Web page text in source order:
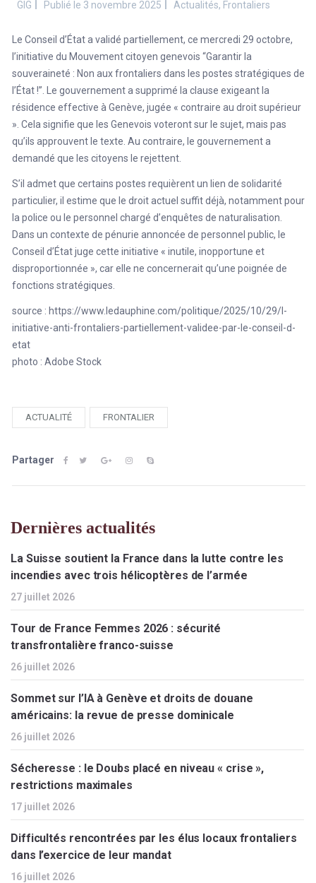
GIG Publié le 3 novembre 2025 Actualités, Frontaliers
Le Conseil d’État a validé partiellement, ce mercredi 29 octobre,
l’initiative du Mouvement citoyen genevois “Garantir la
souveraineté : Non aux frontaliers dans les postes stratégiques de
l’État !”. Le gouvernement a supprimé la clause exigeant la
résidence effective à Genève, jugée « contraire au droit supérieur
». Cela signifie que les Genevois voteront sur le sujet, mais pas
qu’ils approuvent le texte. Au contraire, le gouvernement a
demandé que les citoyens le rejettent.
S’il admet que certains postes requièrent un lien de solidarité
particulier, il estime que le droit actuel suffit déjà, notamment pour
la police ou le personnel chargé d’enquêtes de naturalisation.
Dans un contexte de pénurie annoncée de personnel public, le
Conseil d’État juge cette initiative « inutile, inopportune et
disproportionnée », car elle ne concernerait qu’une poignée de
fonctions stratégiques.
source : https://www.ledauphine.com/politique/2025/10/29/l-
initiative-anti-frontaliers-partiellement-validee-par-le-conseil-d-
etat
photo : Adobe Stock
ACTUALITÉ FRONTALIER
Partager
Dernières actualités
La Suisse soutient la France dans la lutte contre les
incendies avec trois hélicoptères de l’armée
27 juillet 2026
Tour de France Femmes 2026 : sécurité
transfrontalière franco-suisse
26 juillet 2026
Sommet sur l’IA à Genève et droits de douane
américains: la revue de presse dominicale
26 juillet 2026
Sécheresse : le Doubs placé en niveau « crise »,
restrictions maximales
17 juillet 2026
Difficultés rencontrées par les élus locaux frontaliers
dans l’exercice de leur mandat
16 juillet 2026